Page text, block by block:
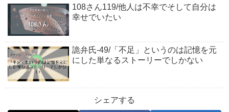
108さん119/他人は不幸でそして自分は
幸せでいたい
詭弁氏-49/「不足」というのは記憶を元
にした単なるストーリーでしかない
シェアする